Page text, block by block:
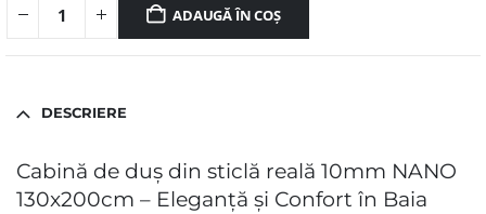
ADAUGĂ ÎN COȘ
DESCRIERE
Cabină de duș din sticlă reală 10mm NANO
130x200cm – Eleganță și Confort în Baia